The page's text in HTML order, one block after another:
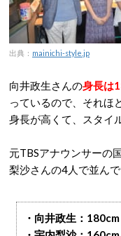
出典： mainichi-style.jp
向井政生さんの身長は
っているので、それほ
身長が高くて、スタイ
元TBSアナウンサーの
梨沙さんの4人で並ん
・向井政生：180cm